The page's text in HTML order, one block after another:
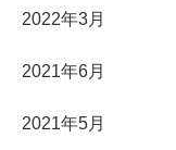
2022年3月
2021年6月
2021年5月